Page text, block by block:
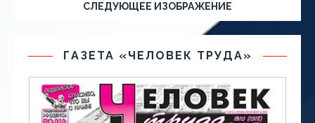
СЛЕДУЮЩЕЕ ИЗОБРАЖЕНИЕ
ГАЗЕТА «ЧЕЛОВЕК ТРУДА»